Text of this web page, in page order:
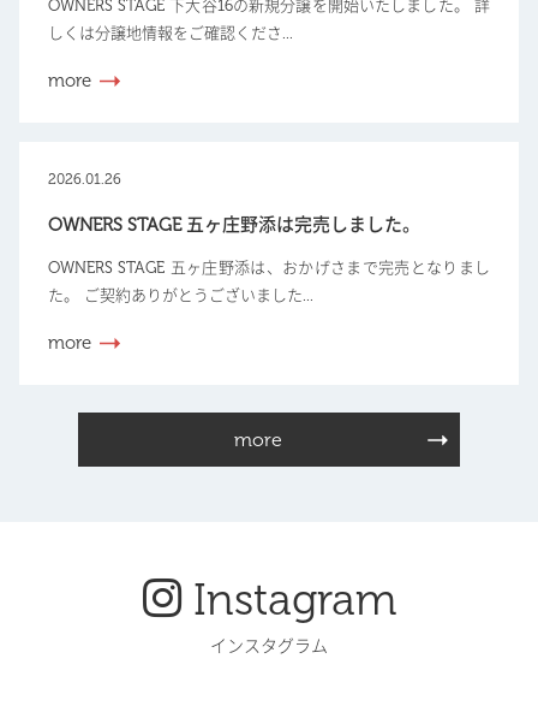
OWNERS STAGE 下大谷16の新規分譲を開始いたしました。 詳
しくは分譲地情報をご確認くださ...
more
2026.01.26
OWNERS STAGE 五ヶ庄野添は完売しました。
OWNERS STAGE 五ヶ庄野添は、おかげさまで完売となりまし
た。 ご契約ありがとうございました...
more
more
Instagram
インスタグラム